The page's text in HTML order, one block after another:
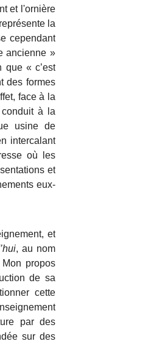
et l'ornière
la
cependant
ancienne »
que « c’est
des formes
face à la
à la
usine de
intercalant
où les
et
eux-
et
, au nom
propos
de sa
cette
par des
sur des